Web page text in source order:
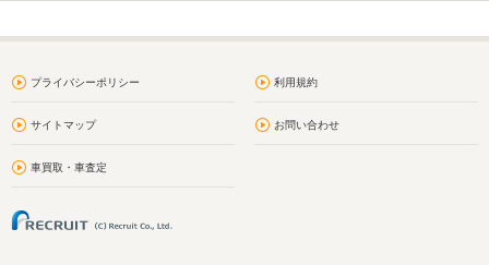
プライバシーポリシー 利用規約
サイトマップ お問い合わせ
車買取・車査定